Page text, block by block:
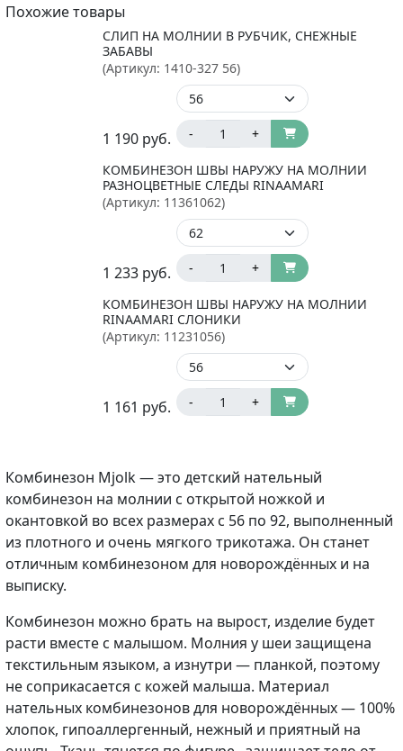
Похожие товары
СЛИП НА МОЛНИИ В РУБЧИК, СНЕЖНЫЕ
ЗАБАВЫ
(Артикул: 1410-327 56)
1 190 руб. - +
КОМБИНЕЗОН ШВЫ НАРУЖУ НА МОЛНИИ
РАЗНОЦВЕТНЫЕ СЛЕДЫ RINAAMARI
(Артикул: 11361062)
1 233 руб. - +
КОМБИНЕЗОН ШВЫ НАРУЖУ НА МОЛНИИ
RINAAMARI СЛОНИКИ
(Артикул: 11231056)
1 161 руб. - +
Комбинезон Mjolk — это детский нательный
комбинезон на молнии с открытой ножкой и
окантовкой во всех размерах с 56 по 92, выполненный
из плотного и очень мягкого трикотажа. Он станет
отличным комбинезоном для новорождённых и на
выписку.
Комбинезон можно брать на вырост, изделие будет
расти вместе с малышом. Молния у шеи защищена
текстильным языком, а изнутри — планкой, поэтому
не соприкасается с кожей малыша. Материал
нательных комбинезонов для новорождённых — 100%
хлопок, гипоаллергенный, нежный и приятный на